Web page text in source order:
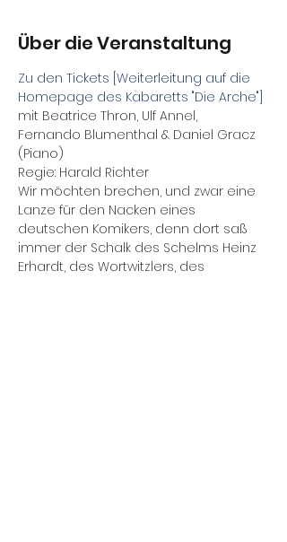
Über die Veranstaltung
Zu den Tickets [Weiterleitung auf die
Homepage des Kabaretts "Die Arche"]
mit Beatrice Thron, Ulf Annel,
Fernando Blumenthal & Daniel Gracz
(Piano)
Regie: Harald Richter
Wir möchten brechen, und zwar eine
Lanze für den Nacken eines
deutschen Komikers, denn dort saß
immer der Schalk des Schelms Heinz
Erhardt, des Wortwitzlers, des